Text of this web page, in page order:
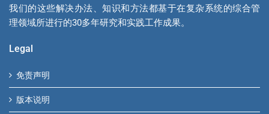
我们的这些解决办法、知识和方法都基于在复杂系统的综合管
理领域所进行的30多年研究和实践工作成果。
Legal
免责声明
版本说明